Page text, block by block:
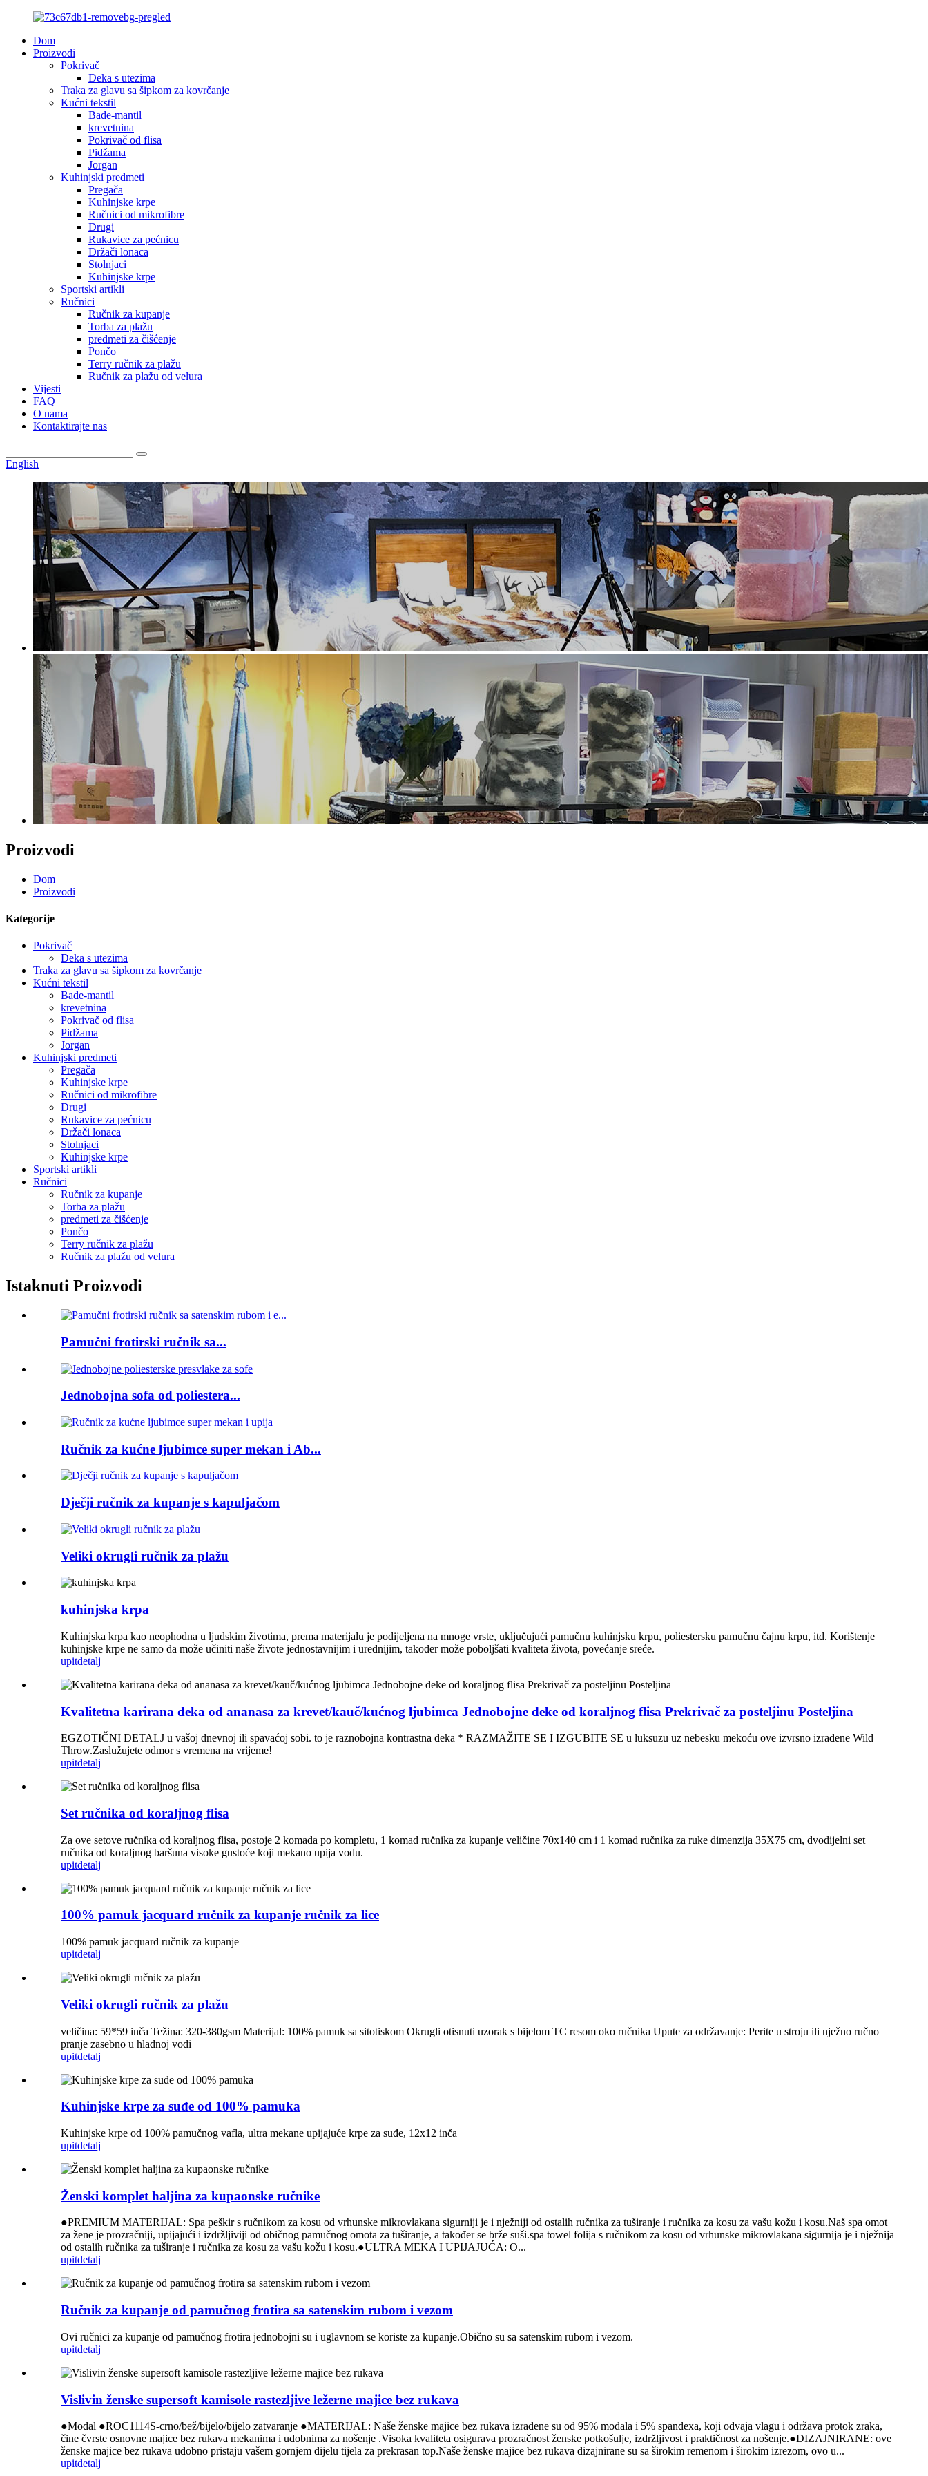
Dom
Proizvodi
Pokrivač
Deka s utezima
Traka za glavu sa šipkom za kovrčanje
Kućni tekstil
Bade-mantil
krevetnina
Pokrivač od flisa
Pidžama
Jorgan
Kuhinjski predmeti
Pregača
Kuhinjske krpe
Ručnici od mikrofibre
Drugi
Rukavice za pećnicu
Držači lonaca
Stolnjaci
Kuhinjske krpe
Sportski artikli
Ručnici
Ručnik za kupanje
Torba za plažu
predmeti za čišćenje
Pončo
Terry ručnik za plažu
Ručnik za plažu od velura
Vijesti
FAQ
O nama
Kontaktirajte nas
English
Proizvodi
Dom
Proizvodi
Kategorije
Pokrivač
Deka s utezima
Traka za glavu sa šipkom za kovrčanje
Kućni tekstil
Bade-mantil
krevetnina
Pokrivač od flisa
Pidžama
Jorgan
Kuhinjski predmeti
Pregača
Kuhinjske krpe
Ručnici od mikrofibre
Drugi
Rukavice za pećnicu
Držači lonaca
Stolnjaci
Kuhinjske krpe
Sportski artikli
Ručnici
Ručnik za kupanje
Torba za plažu
predmeti za čišćenje
Pončo
Terry ručnik za plažu
Ručnik za plažu od velura
Istaknuti Proizvodi
Pamučni frotirski ručnik sa...
Jednobojna sofa od poliestera...
Ručnik za kućne ljubimce super mekan i Ab...
Dječji ručnik za kupanje s kapuljačom
Veliki okrugli ručnik za plažu
kuhinjska krpa
Kuhinjska krpa kao neophodna u ljudskim životima, prema materijalu je podijeljena na mnoge vrste, uključujući pamučnu kuhinjsku krpu, poliestersku pamučnu čajnu krpu, itd. Korištenje
kuhinjske krpe ne samo da može učiniti naše živote jednostavnijim i urednijim, također može poboljšati kvaliteta života, povećanje sreće.
upitdetalj
Kvalitetna karirana deka od ananasa za krevet/kauč/kućnog ljubimca Jednobojne deke od koraljnog flisa Prekrivač za posteljinu Posteljina
EGZOTIČNI DETALJ u vašoj dnevnoj ili spavaćoj sobi. to je raznobojna kontrastna deka * RAZMAŽITE SE I IZGUBITE SE u luksuzu uz nebesku mekoću ove izvrsno izrađene Wild
Throw.Zaslužujete odmor s vremena na vrijeme!
upitdetalj
Set ručnika od koraljnog flisa
Za ove setove ručnika od koraljnog flisa, postoje 2 komada po kompletu, 1 komad ručnika za kupanje veličine 70x140 cm i 1 komad ručnika za ruke dimenzija 35X75 cm, dvodijelni set
ručnika od koraljnog baršuna visoke gustoće koji mekano upija vodu.
upitdetalj
100% pamuk jacquard ručnik za kupanje ručnik za lice
100% pamuk jacquard ručnik za kupanje
upitdetalj
Veliki okrugli ručnik za plažu
veličina: 59*59 inča Težina: 320-380gsm Materijal: 100% pamuk sa sitotiskom Okrugli otisnuti uzorak s bijelom TC resom oko ručnika Upute za održavanje: Perite u stroju ili nježno ručno
pranje zasebno u hladnoj vodi
upitdetalj
Kuhinjske krpe za suđe od 100% pamuka
Kuhinjske krpe od 100% pamučnog vafla, ultra mekane upijajuće krpe za suđe, 12x12 inča
upitdetalj
Ženski komplet haljina za kupaonske ručnike
●PREMIUM MATERIJAL: Spa peškir s ručnikom za kosu od vrhunske mikrovlakana sigurniji je i nježniji od ostalih ručnika za tuširanje i ručnika za kosu za vašu kožu i kosu.Naš spa omot
za žene je prozračniji, upijajući i izdržljiviji od običnog pamučnog omota za tuširanje, a također se brže suši.spa towel folija s ručnikom za kosu od vrhunske mikrovlakana sigurnija je i nježnija
od ostalih ručnika za tuširanje i ručnika za kosu za vašu kožu i kosu.●ULTRA MEKA I UPIJAJUĆA: O...
upitdetalj
Ručnik za kupanje od pamučnog frotira sa satenskim rubom i vezom
Ovi ručnici za kupanje od pamučnog frotira jednobojni su i uglavnom se koriste za kupanje.Obično su sa satenskim rubom i vezom.
upitdetalj
Vislivin ženske supersoft kamisole rastezljive ležerne majice bez rukava
●Modal ●ROC1114S-crno/bež/bijelo/bijelo zatvaranje ●MATERIJAL: Naše ženske majice bez rukava izrađene su od 95% modala i 5% spandexa, koji odvaja vlagu i održava protok zraka,
čine čvrste osnovne majice bez rukava mekanima i udobnima za nošenje .Visoka kvaliteta osigurava prozračnost ženske potkošulje, izdržljivost i praktičnost za nošenje.●DIZAJNIRANE: ove
ženske majice bez rukava udobno pristaju vašem gornjem dijelu tijela za prekrasan top.Naše ženske majice bez rukava dizajnirane su sa širokim remenom i širokim izrezom, ovo u...
upitdetalj